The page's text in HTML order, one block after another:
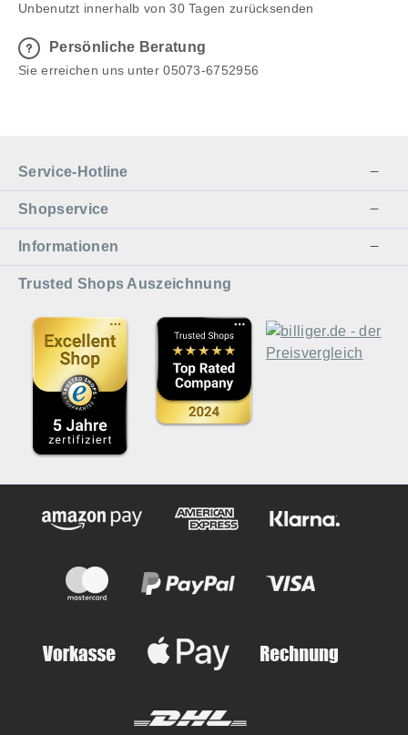
Unbenutzt innerhalb von 30 Tagen zurücksenden
Persönliche Beratung
Sie erreichen uns unter 05073-6752956
Service-Hotline
Shopservice
Informationen
Trusted Shops Auszeichnung